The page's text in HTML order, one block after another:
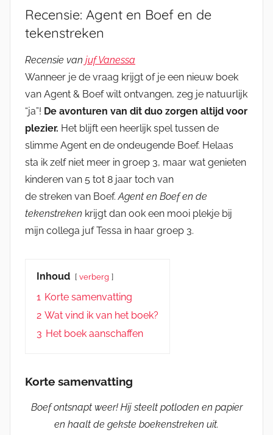
Recensie: Agent en Boef en de
tekenstreken
Recensie van juf Vanessa
Wanneer je de vraag krijgt of je een nieuw boek
van Agent & Boef wilt ontvangen, zeg je natuurlijk
“ja”! De avonturen van dit duo zorgen altijd voor
plezier. Het blijft een heerlijk spel tussen de
slimme Agent en de ondeugende Boef. Helaas
sta ik zelf niet meer in groep 3, maar wat genieten
kinderen van 5 tot 8 jaar toch van
de streken van Boef.Agent en Boef en de
tekenstreken krijgt dan ook een mooi plekje bij
mijn collega juf Tessa in haar groep 3.
Inhoud verberg
1 Korte samenvatting
2 Wat vind ik van het boek?
3 Het boek aanschaffen
Korte samenvatting
Boef ontsnapt weer! Hij steelt potloden en papier
en haalt de gekste boekenstreken uit.